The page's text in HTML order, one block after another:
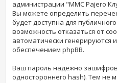
администрации "MMC Pajero
Вы можете определить
будет доступна для
возможность отказаться от
автоматически генерируются
обеспечением phpBB.
Ваш пароль надежно
одностороннего hash). Тем